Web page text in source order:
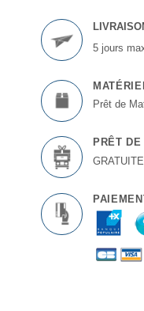
5 jours
Prêt de
PRÊT